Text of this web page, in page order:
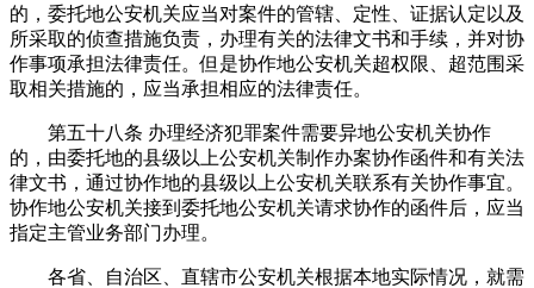
的，委托地公安机关应当对案件的管辖、定性、证据认定以及
所采取的侦查措施负责，办理有关的法律文书和手续，并对协
作事项承担法律责任。但是协作地公安机关超权限、超范围采
取相关措施的，应当承担相应的法律责任。
第五十八条 办理经济犯罪案件需要异地公安机关协作
的，由委托地的县级以上公安机关制作办案协作函件和有关法
律文书，通过协作地的县级以上公安机关联系有关协作事宜。
协作地公安机关接到委托地公安机关请求协作的函件后，应当
指定主管业务部门办理。
各省、自治区、直辖市公安机关根据本地实际情况，就需